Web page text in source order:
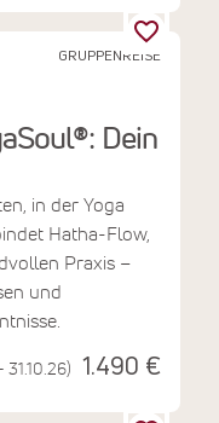
GRUPPENREISE
Dein
in der Yoga
Hatha-Flow,
Praxis –
und
31.10.26) 1.490 €